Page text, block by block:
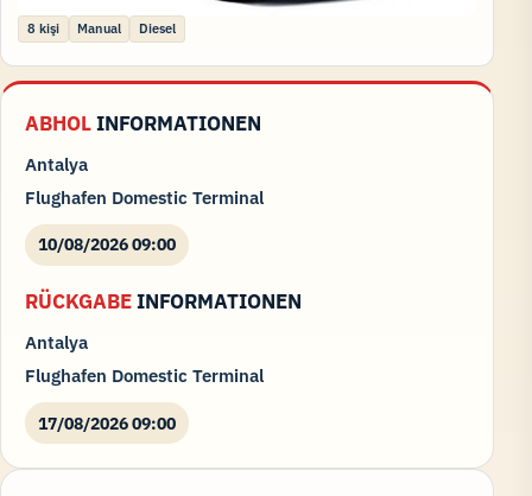
8 kişi Manual Diesel
ABHOLINFORMATIONEN
Antalya
Flughafen Domestic Terminal
10/08/2026 09:00
RÜCKGABEINFORMATIONEN
Antalya
Flughafen Domestic Terminal
17/08/2026 09:00